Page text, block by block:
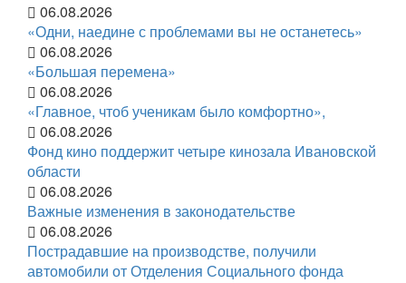
06.08.2026
«Одни, наедине с проблемами вы не останетесь»
06.08.2026
«Большая перемена»
06.08.2026
«Главное, чтоб ученикам было комфортно»,
06.08.2026
Фонд кино поддержит четыре кинозала Ивановской
области
06.08.2026
Важные изменения в законодательстве
06.08.2026
Пострадавшие на производстве, получили
автомобили от Отделения Социального фонда